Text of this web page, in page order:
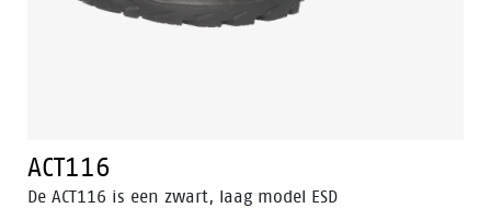
ACT116
De ACT116 is een zwart, laag model ESD